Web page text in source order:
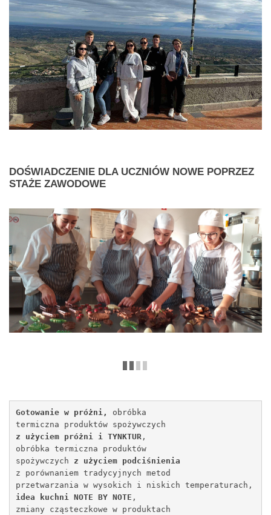
DOŚWIADCZENIE DLA UCZNIÓW NOWE POPRZEZ
STAŻE ZAWODOWE
Gotowanie w próżni, obróbka
termiczna produktów spożywczych
z użyciem próżni i TYNKTUR,
obróbka termiczna produktów
spożywczych z użyciem podciśnienia
z porównaniem tradycyjnych metod
przetwarzania w wysokich i niskich temperaturach,
idea kuchni NOTE BY NOTE ,
zmiany cząsteczkowe w produktach